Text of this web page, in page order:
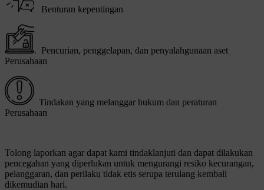
Benturan kepentingan
. Pencurian, penggelapan, dan penyalahgunaan aset
Perusahaan
Tindakan yang melanggar hukum dan peraturan
Perusahaan
Tolong laporkan agar dapat kami tindaklanjuti dan dapat dilakukan
pencegahan yang diperlukan untuk mengurangi resiko kecurangan,
pelanggaran, dan perilaku tidak etis serupa terulang kembali
dikemudian hari.